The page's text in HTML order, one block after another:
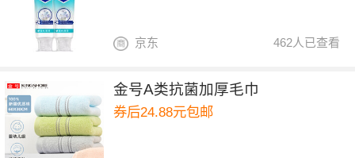
462人已查看
京东
金号A类抗菌加厚毛巾
券后24.88元包邮